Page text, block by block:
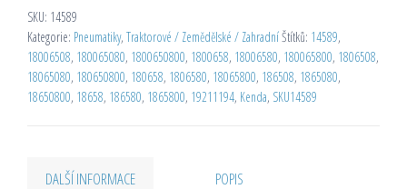
SKU: 14589
Kategorie: Pneumatiky, Traktorové / Zemědělské / ZahradníŠtítků: 14589,
18006508, 180065080, 1800650800, 1800658, 18006580, 180065800, 1806508,
18065080, 180650800, 180658, 1806580, 18065800, 186508, 1865080,
18650800, 18658, 186580, 1865800, 19211194, Kenda, SKU14589
DALŠÍ INFORMACE POPIS